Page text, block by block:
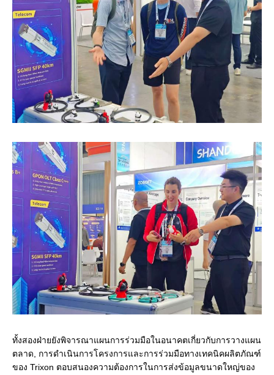
ทั้งสองฝ่ายยังพิจารณาแผนการร่วมมือในอนาคตเกี่ยวกับการวางแผน
ตลาด, การดําเนินการโครงการและการร่วมมือทางเทคนิคผลิตภัณฑ์
ของ Trixon ตอบสนองความต้องการในการส่งข้อมูลขนาดใหญ่ของ